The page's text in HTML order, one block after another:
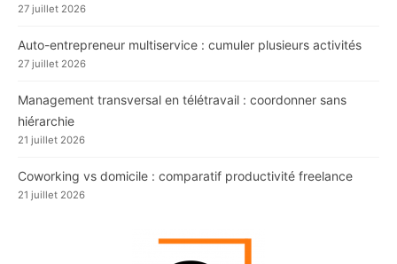
27 juillet 2026
Auto-entrepreneur multiservice : cumuler plusieurs activités
27 juillet 2026
Management transversal en télétravail : coordonner sans
hiérarchie
21 juillet 2026
Coworking vs domicile : comparatif productivité freelance
21 juillet 2026